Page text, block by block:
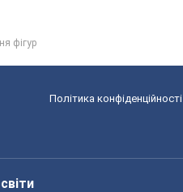
фігур
Політика конфіденційності